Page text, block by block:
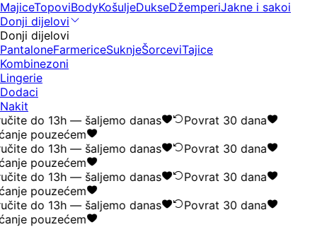
MajiceTopoviBodyKošuljeDukseDžemperiJakne i sakoi
Donji dijelovi
Donji dijelovi
PantaloneFarmericeSuknjeŠorceviTajice
Kombinezoni
Lingerie
Dodaci
Nakit
do 13h — šaljemo danas
Povrat 30 dana
pouzećem
do 13h — šaljemo danas
Povrat 30 dana
pouzećem
do 13h — šaljemo danas
Povrat 30 dana
pouzećem
do 13h — šaljemo danas
Povrat 30 dana
pouzećem